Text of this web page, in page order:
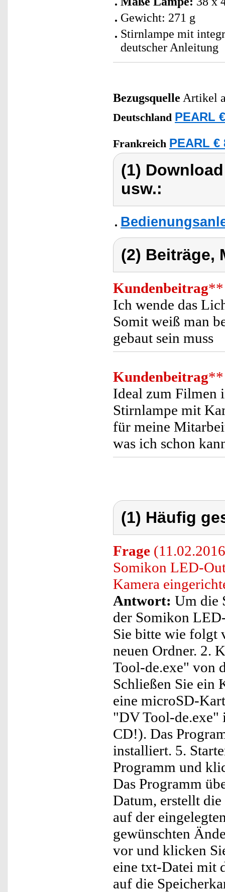
Gewicht: 271 g
Stirnlampe mit
deutscher Anleitung
Bezugsquelle Artikel
Deutschland PEARL
Frankreich PEARL €
(1)
usw.:
(2) Beiträge,
Kundenbeitrag**
Ich wende das
Somit weiß man
gebaut sein muss
Kundenbeitrag**
Ideal zum Filmen
Stirnlampe mit
für meine
was ich schon
(1) Häufig
Frage
Somikon LED-
Kamera
Antwort: Um die
der Somikon
Sie bitte wie folgt
neuen Ordner. 2.
Tool-de.exe" von
Schließen Sie ein
eine microSD-
"DV Tool-de.exe"
CD!). Das
installiert. 5.
Programm und
Das Programm
Datum, erstellt
auf der
gewünschten
vor und klicken
eine txt-Datei mit
auf die